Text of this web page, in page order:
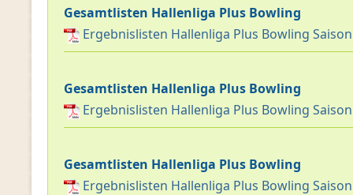
Gesamtlisten Hallenliga Plus Bowling
Ergebnislisten Hallenliga Plus Bowling
Gesamtlisten Hallenliga Plus Bowling
Ergebnislisten Hallenliga Plus Bowling
Gesamtlisten Hallenliga Plus Bowling
Ergebnislisten Hallenliga Plus Bowling